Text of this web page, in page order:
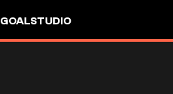
GOALSTUDIO